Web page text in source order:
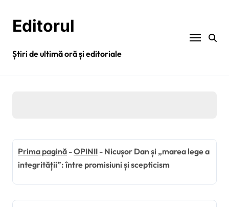
conținutEditorul
Știri de ultimă oră și editoriale
Prima pagină -OPINII - Nicușor Dan și „marea lege a
integrității”: între promisiuni și scepticism